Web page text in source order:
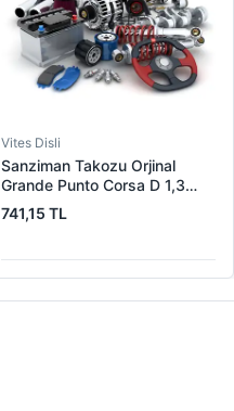
Vites Disli
Sanziman Takozu Orjinal
Grande Punto Corsa D 1,3
Multijet | MEHA MH12127 |
OEM 55700442
741,15 TL